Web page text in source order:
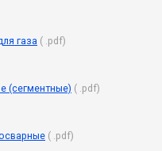
газа ( .pdf)
(сегментные) ( .pdf)
( .pdf)